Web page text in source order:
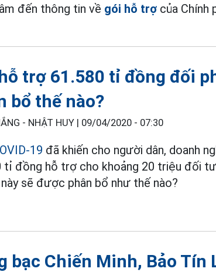
đến thông tin về gói hỗ trợ của Chính
trợ 61.580 tỉ đồng đối
bổ thế nào?
- NHẬT HUY | 09/04/2020 - 07:30
19 đã khiến cho người dân, doanh
tỉ đồng hỗ trợ cho khoảng 20 triệu đối
sẽ được phân bổ như thế nào?
bạc Chiến Minh, Bảo